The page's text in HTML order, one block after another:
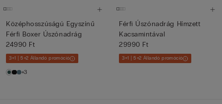
Középhosszúságú Egyszínű
Férfi Boxer Úszónadrág
24990 Ft
3+1 | 5+2 Állandó promóció
+3
Férfi Úszónadrág Hímzett
Kacsamintával
29990 Ft
3+1 | 5+2 Állandó promóció